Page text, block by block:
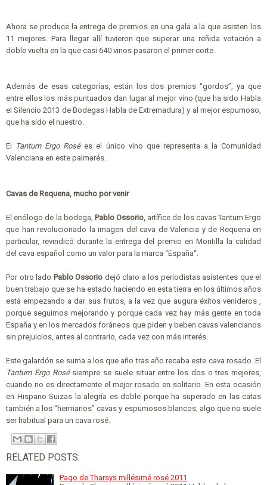
Ahora se produce la entrega de premios en una gala a la que asisten los
11 mejores. Para llegar allí tuvieron que superar una reñida votación a
doble vuelta en la que casi 640 vinos pasaron el primer corte.
Además de esas categorías, están los dos premios “gordos”, ya que
entre ellos los más puntuados dan lugar al mejor vino (que ha sido Habla
el Silencio 2013 de Bodegas Habla de Extremadura) y al mejor espumoso,
que ha sido el nuestro.
El Tantum Ergo Rosées el único vino que representa a la Comunidad
Valenciana en este palmarés.
Cavas de Requena, mucho por venir
El enólogo de la bodega, Pablo Ossorio, artífice de los cavas Tantum Ergo
que han revolucionado la imagen del cava de Valencia y de Requena en
particular, revindicó durante la entrega del premio en Montilla la calidad
del cava español como un valor para la marca “España“.
Por otro lado Pablo Ossorio dejó claro a los periodistas asistentes que el
buen trabajo que se ha estado haciendo en esta tierra en los últimos años
está empezando a dar sus frutos, a la vez que augura éxitos venideros ,
porque seguimos mejorando y porque cada vez hay más gente en toda
España y en los mercados foráneos que piden y beben cavas valencianos
sin prejuicios, antes al contrario, cada vez con más interés.
Este galardón se suma a los que año tras año recaba este cava rosado. El
Tantum Ergo Rosésiempre se suele situar entre los dos o tres mejores,
cuando no es directamente el mejor rosado en solitario. En esta ocasión
en Hispano Suizas la alegría es doble porque ha superado en las catas
también a los “hermanos” cavas y espumosos blancos, algo que no suele
ser habitual para un cava rosé.
RELATED POSTS:
Pago de Tharsys millésimé rosé 2011